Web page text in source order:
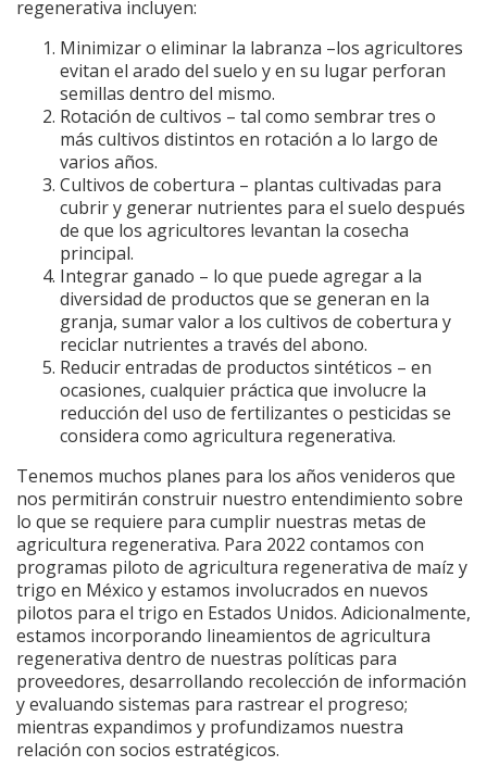
regenerativa incluyen:
Minimizar o eliminar la labranza –los agricultores
evitan el arado del suelo y en su lugar perforan
semillas dentro del mismo.
Rotación de cultivos – tal como sembrar tres o
más cultivos distintos en rotación a lo largo de
varios años.
Cultivos de cobertura – plantas cultivadas para
cubrir y generar nutrientes para el suelo después
de que los agricultores levantan la cosecha
principal.
Integrar ganado – lo que puede agregar a la
diversidad de productos que se generan en la
granja, sumar valor a los cultivos de cobertura y
reciclar nutrientes a través del abono.
Reducir entradas de productos sintéticos – en
ocasiones, cualquier práctica que involucre la
reducción del uso de fertilizantes o pesticidas se
considera como agricultura regenerativa.
Tenemos muchos planes para los años venideros que
nos permitirán construir nuestro entendimiento sobre
lo que se requiere para cumplir nuestras metas de
agricultura regenerativa. Para 2022 contamos con
programas piloto de agricultura regenerativa de maíz y
trigo en México y estamos involucrados en nuevos
pilotos para el trigo en Estados Unidos. Adicionalmente,
estamos incorporando lineamientos de agricultura
regenerativa dentro de nuestras políticas para
proveedores, desarrollando recolección de información
y evaluando sistemas para rastrear el progreso;
mientras expandimos y profundizamos nuestra
relación con socios estratégicos.